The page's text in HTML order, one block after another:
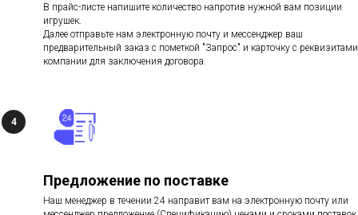
В прайс-листе напишите количество напротив нужной вам позиции
игрушек.
Далее отправьте нам электронную почту и мессенджер ваш
предварительный заказ с пометкой "Запрос" и карточку с реквизитами
компании для заключения договора.
Предложение по поставке
Наш менеджер в течении 24 направит вам на электронную почту или